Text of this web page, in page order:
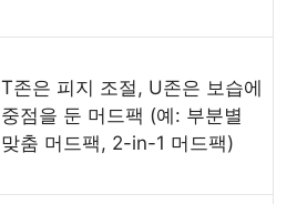
T존은 피지 조절, U존은 보습에
중점을 둔 머드팩 (예: 부분별
맞춤 머드팩, 2-in-1 머드팩)